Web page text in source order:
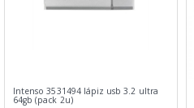
Intenso 3531494 lápiz usb 3.2 ultra
64gb (pack 2u)